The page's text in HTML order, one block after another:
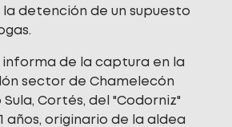
la detención de un supuesto
informa de la captura en la
sector de Chamelecón
Sula, Cortés, del "Codorniz"
años, originario de la aldea